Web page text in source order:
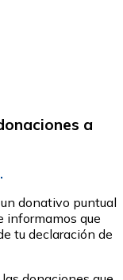
a
donativo puntual
informamos que
tu declaración de